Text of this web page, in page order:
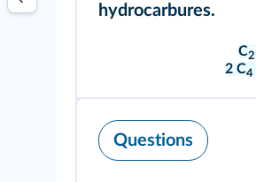
hydrocarbures.
C2
2 C4
Questions